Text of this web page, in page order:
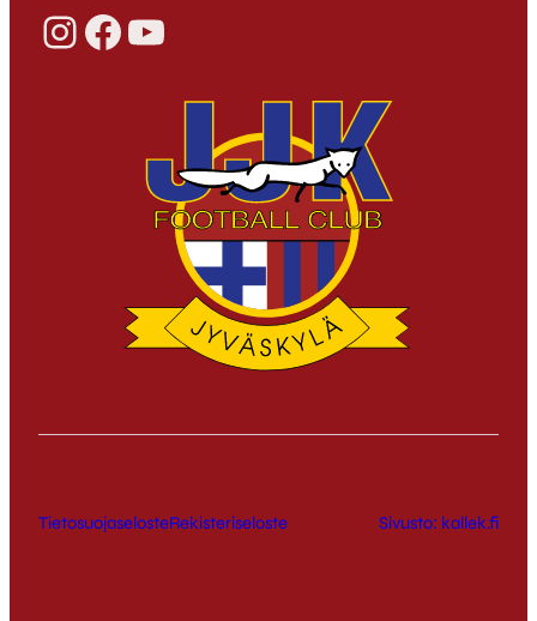
InstagramFacebook YouTube
TietosuojaselosteRekisteriseloste Sivusto: kallek.fi